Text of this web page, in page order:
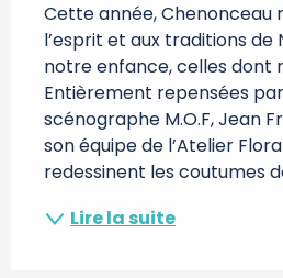
Cette année, Chenonceau
l’esprit et aux traditions de
notre enfance, celles dont
Entièrement repensées
scénographe M.O.F, Jean
son équipe de l’Atelier
redessinent les coutumes
Lire la suite